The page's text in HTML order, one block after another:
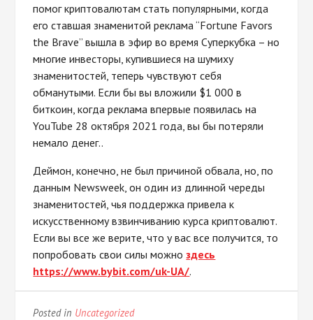
помог криптовалютам стать популярными, когда
его ставшая знаменитой реклама “Fortune Favors
the Brave” вышла в эфир во время Суперкубка – но
многие инвесторы, купившиеся на шумиху
знаменитостей, теперь чувствуют себя
обманутыми. Если бы вы вложили $1 000 в
биткоин, когда реклама впервые появилась на
YouTube 28 октября 2021 года, вы бы потеряли
немало денег..
Деймон, конечно, не был причиной обвала, но, по
данным Newsweek, он один из длинной череды
знаменитостей, чья поддержка привела к
искусственному взвинчиванию курса криптовалют.
Если вы все же верите, что у вас все получится, то
попробовать свои силы можноздесь
https://www.bybit.com/uk-UA/.
Posted in Uncategorized